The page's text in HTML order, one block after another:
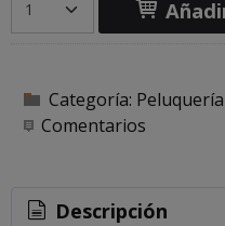
Categoría: Peluquería
Comentarios
Descripción